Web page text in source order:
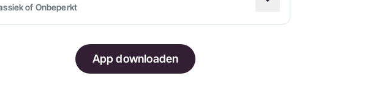
of Onbeperkt
App downloaden